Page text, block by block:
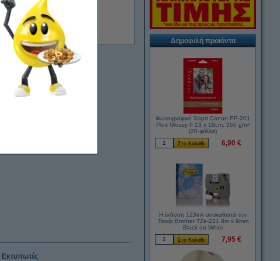
Άμεσα διαθέσιμο
Δημοφιλή προϊόντα
Φωτογραφικό Χαρτί Canon PP-201
Plus Glossy II 13 x 18cm, 265 g/m²
(20 φύλλα)
6,90 €
Η έκδοση 123ink αντικαθιστά την
Ταινία Brother TZe-221 8m x 9mm
Black on White
7,95 €
Εκτυπωτές